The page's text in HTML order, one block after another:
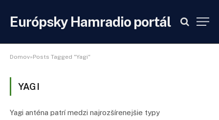
Európsky Hamradio portál
Domov»Posts Tagged "Yagi"
YAGI
Yagi anténa patrí medzi najrozšírenejšie typy